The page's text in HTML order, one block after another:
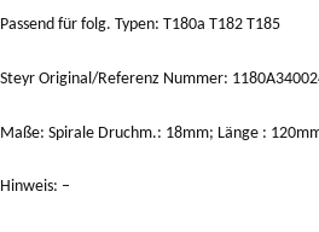
Passend für folg. Typen: T180a T182 T185
Steyr Original/Referenz Nummer:
Maße: Spirale Druchm.: 18mm; Länge :
Hinweis: –